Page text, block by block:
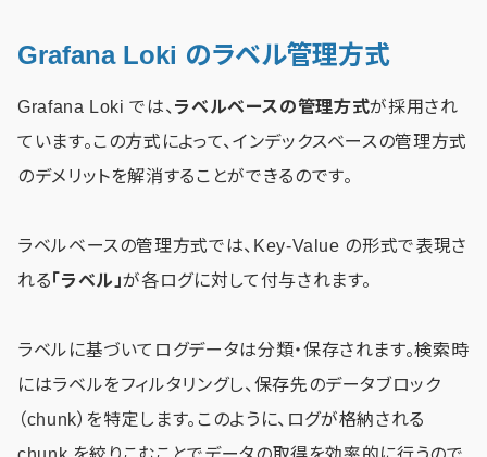
Grafana Loki のラベル管理方式
Grafana Loki では、 ラベルベースの管理方式が採用され
ています。この方式によって、インデックスベースの管理方式
のデメリットを解消することができるのです。
ラベルベースの管理方式では、Key-Value の形式で表現さ
れる「ラベル」が各ログに対して付与されます。
ラベルに基づいてログデータは分類・保存されます。検索時
にはラベルをフィルタリングし、保存先のデータブロック
（chunk）を特定します。このように、ログが格納される